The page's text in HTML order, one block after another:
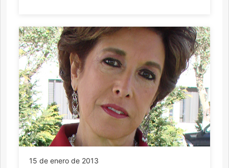
15 de enero de 2013